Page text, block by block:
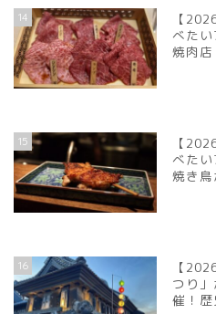
14
【
べた
焼肉店
15
【
べた
焼き
16
【
つり
催！